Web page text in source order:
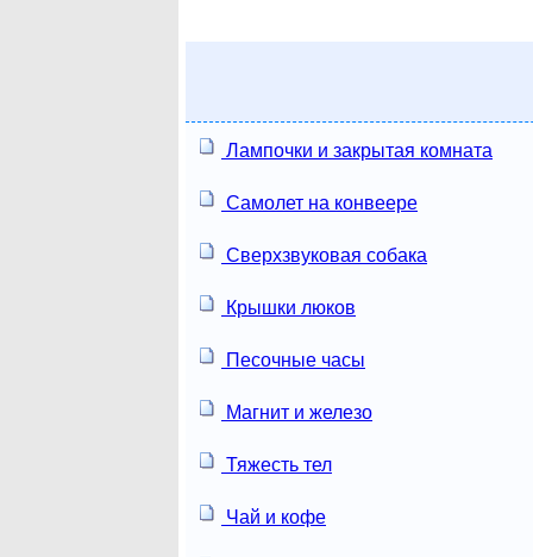
Лампочки и закрытая комната
Самолет на конвеере
Сверхзвуковая собака
Крышки люков
Песочные часы
Магнит и железо
Тяжесть тел
Чай и кофе